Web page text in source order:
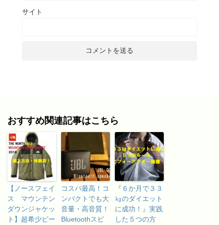
サイト
おすすめ関連記事はこちら
【ノースフェイ
ス マウンテン
ダウンジャケッ
ト】超希少ビー
コスパ最高！コ
ンパクトでも大
音量・高音質！
Bluetoothスピ
『６か月で３３
㎏のダイエット
に成功！』実践
した５つの方